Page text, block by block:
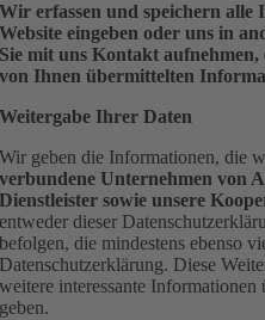
Wir erfassen und speichern alle
Website eingeben oder uns in
Sie mit uns Kontakt
von Ihnen übermittelten
Weitergabe Ihrer Daten
Wir geben die Informationen, die
verbundene Unternehmen von
Dienstleister sowie unsere
entweder dieser
befolgen, die mindestens ebenso
Datenschutzerklärung. Diese
weitere interessante
geben.